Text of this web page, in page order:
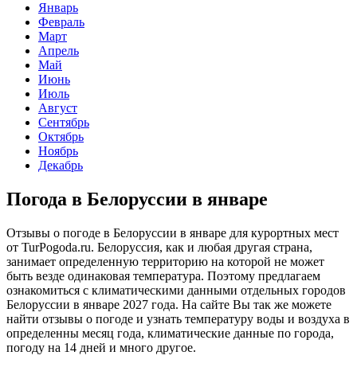
Январь
Февраль
Март
Апрель
Май
Июнь
Июль
Август
Сентябрь
Октябрь
Ноябрь
Декабрь
Погода в Белоруссии в январе
Отзывы о погоде в Белоруссии в январе для курортных мест
от TurPogoda.ru. Белоруссия, как и любая другая страна,
занимает определенную территорию на которой не может
быть везде одинаковая температура. Поэтому предлагаем
ознакомиться с климатическими данными отдельных городов
Белоруссии в январе 2027 года. На сайте Вы так же можете
найти отзывы о погоде и узнать температуру воды и воздуха в
определенны месяц года, климатические данные по города,
погоду на 14 дней и много другое.